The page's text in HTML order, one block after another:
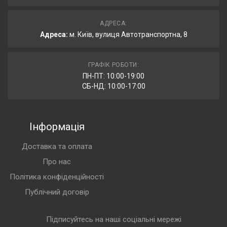
АДРЕСА:
Адреса: м. Київ, вулиця Автотранспортна, 8
ГРАФІК РОБОТИ:
ПН-ПТ: 10:00-19:00
СБ-НД: 10:00-17:00
Інформація
Доставка та оплата
Про нас
Політика конфіденційності
Публічний договір
Підписуйтесь на наші соціальні мережі